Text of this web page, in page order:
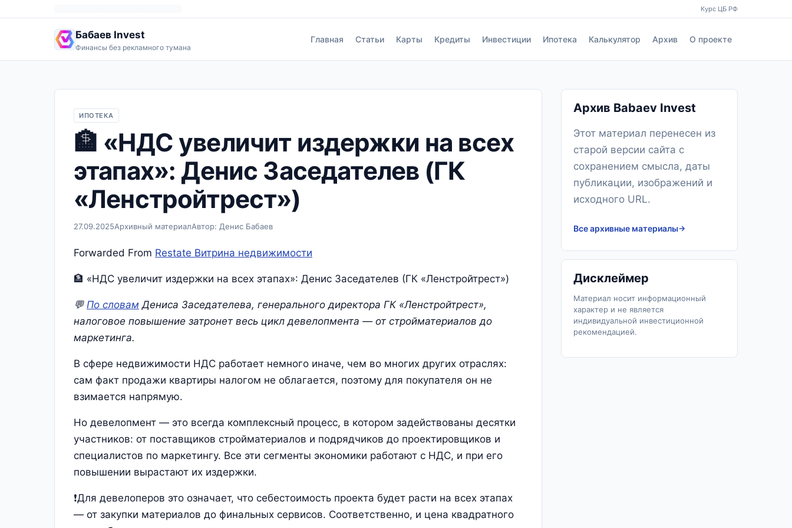
Курс ЦБ РФ
Бабаев Invest
Финансы без рекламного тумана
Главная Статьи Карты Кредиты Инвестиции Ипотека Калькулятор Архив О проекте
ИПОТЕКА
🏦 «НДС увеличит издержки на всех
этапах»: Денис Заседателев (ГК
«Ленстройтрест»)
27.09.2025Архивный материалАвтор: Денис Бабаев
Forwarded From Restate Витрина недвижимости
🏦 «НДС увеличит издержки на всех этапах»: Денис Заседателев (ГК «Ленстройтрест»)
💬 По словам Дениса Заседателева, генерального директора ГК «Ленстройтрест»,
налоговое повышение затронет весь цикл девелопмента — от стройматериалов до
маркетинга.
В сфере недвижимости НДС работает немного иначе, чем во многих других отраслях:
сам факт продажи квартиры налогом не облагается, поэтому для покупателя он не
взимается напрямую.
Но девелопмент — это всегда комплексный процесс, в котором задействованы десятки
участников: от поставщиков стройматериалов и подрядчиков до проектировщиков и
специалистов по маркетингу. Все эти сегменты экономики работают с НДС, и при его
повышении вырастают их издержки.
❗Для девелоперов это означает, что себестоимость проекта будет расти на всех этапах
— от закупки материалов до финальных сервисов. Соответственно, и цена квадратного
Архив Babaev Invest
Этот материал перенесен из
старой версии сайта с
сохранением смысла, даты
публикации, изображений и
исходного URL.
Все архивные материалы
Дисклеймер
Материал носит информационный
характер и не является
индивидуальной инвестиционной
рекомендацией.